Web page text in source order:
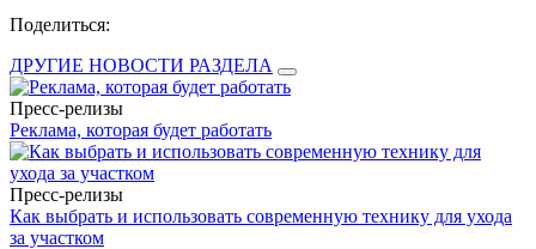
Поделиться:
ДРУГИЕ НОВОСТИ РАЗДЕЛА
Пресс-релизы
Реклама, которая будет работать
Пресс-релизы
Как выбрать и использовать современную технику для ухода
за участком